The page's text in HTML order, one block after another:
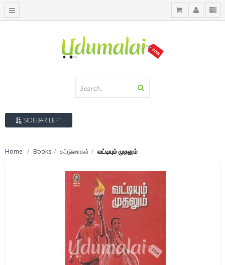
SIDEBAR LEFT
Home Books கட்டுரைகள் வட்டியும் முதலும்